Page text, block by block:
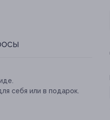
себя или в подарок.